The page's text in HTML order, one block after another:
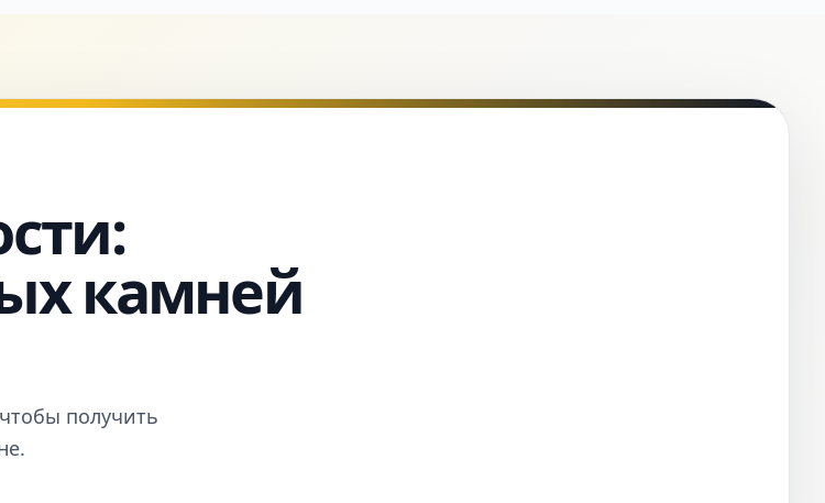
камней
получить